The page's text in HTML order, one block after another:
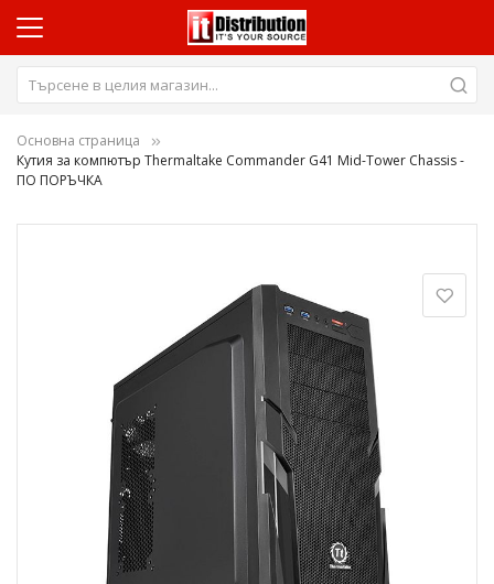
Основна страница
Кутия за компютър Thermaltake Commander G41 Mid-Tower Chassis -
ПО ПОРЪЧКА